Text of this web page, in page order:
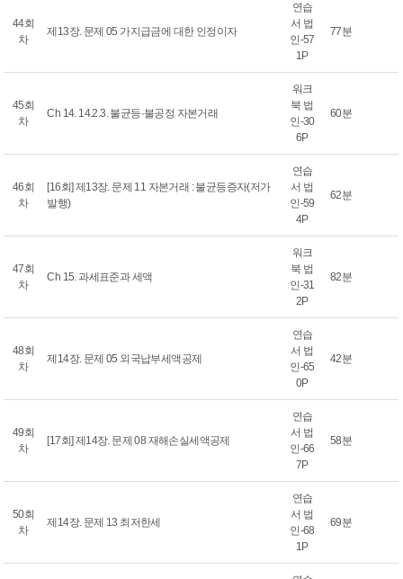
44회
차
제13장. 문제 05 가지급금에 대한 인정이자
연습
서 법
인-57
1P
77분
45회
차
Ch 14. 14.2.3. 불균등·불공정 자본거래
워크
북 법
인-30
6P
60분
46회
차
[16회] 제13장. 문제 11 자본거래 : 불균등증자(저가
발행)
연습
서 법
인-59
4P
62분
47회
차
Ch 15. 과세표준과 세액
워크
북 법
인-31
2P
82분
48회
차
제14장. 문제 05 외국납부세액공제
연습
서 법
인-65
0P
42분
49회
차
[17회] 제14장. 문제 08 재해손실세액공제
연습
서 법
인-66
7P
58분
50회
차
제14장. 문제 13 최저한세
연습
서 법
인-68
1P
69분